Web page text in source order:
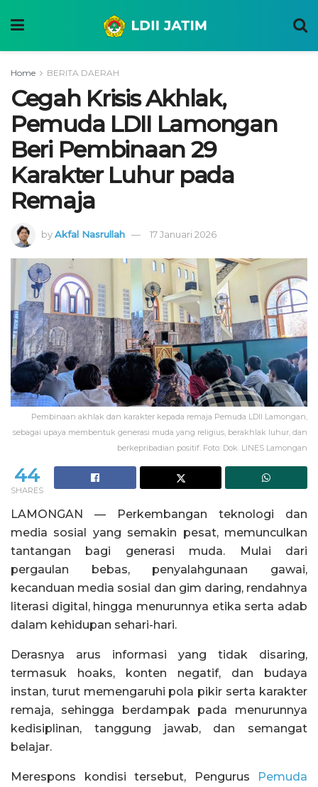
Home BERITA DAERAH
Cegah Krisis Akhlak,
Pemuda LDII Lamongan
Beri Pembinaan 29
Karakter Luhur pada
Remaja
byAkfal Nasrullah 17 Januari 2026
Pembinaan akhlak dan karakter kepada remaja Pemuda LDII Lamongan,
sebagai upaya membentuk generasi muda yang religius, berakhlak luhur, dan
berkepribadian positif. Foto: Dok. LINES Lamongan
44
SHARES
LAMONGAN — Perkembangan teknologi dan
media sosial yang semakin pesat, memunculkan
tantangan bagi generasi muda. Mulai dari
pergaulan bebas, penyalahgunaan gawai,
kecanduan media sosial dan gim daring, rendahnya
literasi digital, hingga menurunnya etika serta adab
dalam kehidupan sehari-hari.
Derasnya arus informasi yang tidak disaring,
termasuk hoaks, konten negatif, dan budaya
instan, turut memengaruhi pola pikir serta karakter
remaja, sehingga berdampak pada menurunnya
kedisiplinan, tanggung jawab, dan semangat
belajar.
Merespons kondisi tersebut, Pengurus
Pemuda